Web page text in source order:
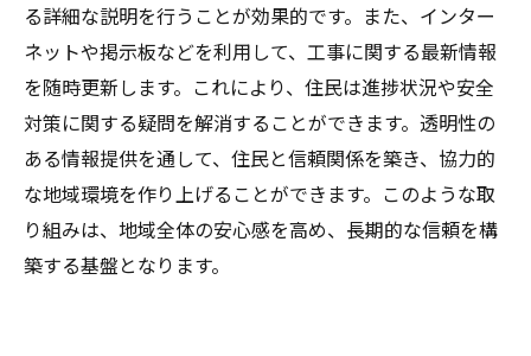
る詳細な説明を行うことが効果的です。また、インター
ネットや掲示板などを利用して、工事に関する最新情報
を随時更新します。これにより、住民は進捗状況や安全
対策に関する疑問を解消することができます。透明性の
ある情報提供を通して、住民と信頼関係を築き、協力的
な地域環境を作り上げることができます。このような取
り組みは、地域全体の安心感を高め、長期的な信頼を構
築する基盤となります。